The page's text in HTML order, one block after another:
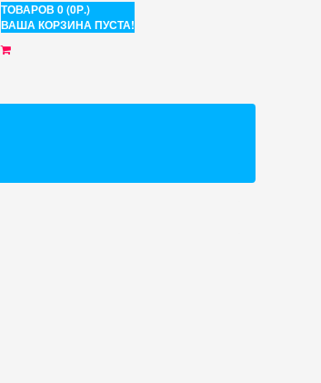
ТОВАРОВ 0 (0Р.)
ВАША КОРЗИНА ПУСТА!